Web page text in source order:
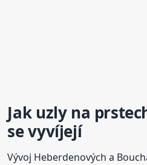
Jak uzlyna
se vyvíjejí
Vývoj Heberdenových a